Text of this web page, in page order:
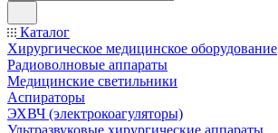
Каталог
Хирургическое медицинское оборудование
Радиоволновые аппараты
Медицинские светильники
Аспираторы
ЭХВЧ (электрокоагуляторы)
Ультразвуковые хирургические аппараты